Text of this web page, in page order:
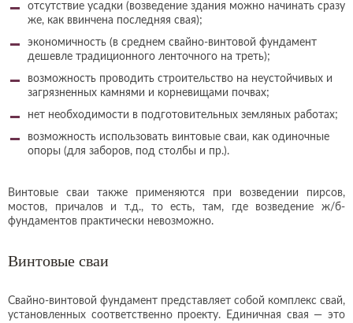
отсутствие усадки (возведение здания можно начинать сразу
же, как ввинчена последняя свая);
экономичность (в среднем свайно-винтовой фундамент
дешевле традиционного ленточного на треть);
возможность проводить строительство на неустойчивых и
загрязненных камнями и корневищами почвах;
нет необходимости в подготовительных земляных работах;
возможность использовать винтовые сваи, как одиночные
опоры (для заборов, под столбы и пр.).
Винтовые сваи также применяются при возведении пирсов,
мостов, причалов и т.д., то есть, там, где возведение ж/б-
фундаментов практически невозможно.
Винтовые сваи
Свайно-винтовой фундамент представляет собой комплекс свай,
установленных соответственно проекту. Единичная свая — это